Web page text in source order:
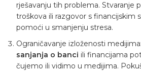
rješavanju tih problema. Stvaranje
troškova ili razgovor s financijskim
pomoći u smanjenju stresa.
Ograničavanje izloženosti
sanjanja o banci ili financijama
čujemo ili vidimo u medijima.